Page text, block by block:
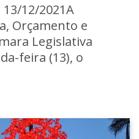
12/2021A
Orçamento e
Legislativa
feira (13), o